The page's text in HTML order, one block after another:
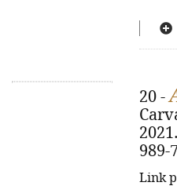
20 -
989-
Link